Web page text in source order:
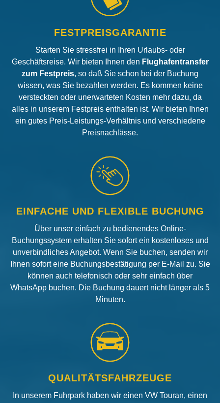
FESTPREISGARANTIE
Starten Sie stressfrei in Ihren Urlaubs- oder
Geschäftsreise. Wir bieten Ihnen den Flughafentransfer
zum Festpreis, so daß Sie schon bei der Buchung
wissen, was Sie bezahlen werden. Es kommen keine
versteckten oder unerwarteten Kosten mehr dazu, da
alles in unserem Festpreis enthalten ist. Wir bieten Ihnen
ein gutes Preis-Leistungs-Verhältnis und verschiedene
Preisnachlässe.
EINFACHE UND FLEXIBLE BUCHUNG
Über unser einfach zu bedienendes Online-
Buchungssystem erhalten Sie sofort ein kostenloses und
unverbindliches Angebot. Wenn Sie buchen, senden wir
Ihnen sofort eine Buchungsbestätigung per E-Mail zu. Sie
können auch telefonisch oder sehr einfach über
WhatsApp buchen. Die Buchung dauert nicht länger als 5
Minuten.
QUALITÄTSFAHRZEUGE
In unserem Fuhrpark haben wir einen VW Touran, einen